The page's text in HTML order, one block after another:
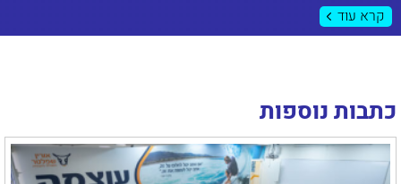
קרא עוד
כתבות נוספות